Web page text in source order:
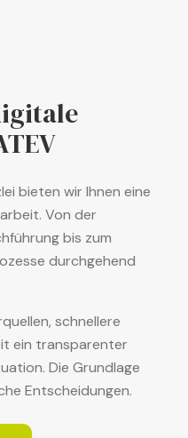
bieten wir Ihnen eine
Von der
bis zum
durchgehend
schnellere
ein transparenter
Die Grundlage
Entscheidungen.